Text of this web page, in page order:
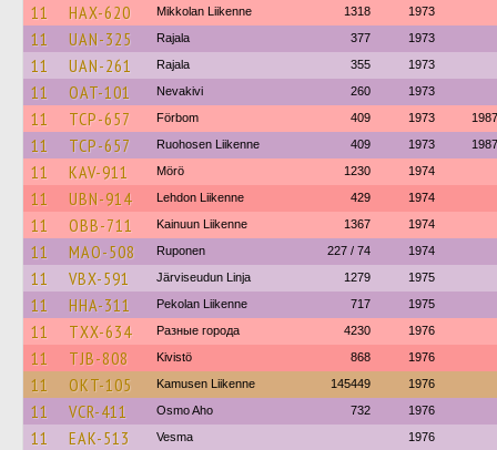
11 HAX-620 Mikkolan Liikenne 1318 1973
11 UAN-325 Rajala 377 1973
11 UAN-261 Rajala 355 1973
11 OAT-101 Nevakivi 260 1973
11 TCP-657 Förbom 409 1973 1987
11 TCP-657 Ruohosen Liikenne 409 1973 1987
11 KAV-911 Mörö 1230 1974
11 UBN-914 Lehdon Liikenne 429 1974
11 OBB-711 Kainuun Liikenne 1367 1974
11 MAO-508 Ruponen 227 / 74 1974
11 VBX-591 Järviseudun Linja 1279 1975
11 HHA-311 Pekolan Liikenne 717 1975
11 TXX-634 Разные города 4230 1976
11 TJB-808 Kivistö 868 1976
11 OKT-105 Kamusen Liikenne 145449 1976
11 VCR-411 Osmo Aho 732 1976
11 EAK-513 Vesma 1976